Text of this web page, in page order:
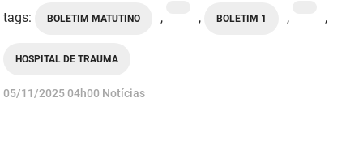
tags: BOLETIM MATUTINO , , BOLETIM 1 , ,
HOSPITAL DE TRAUMA
publicado
05/11/202504h00 Notícias